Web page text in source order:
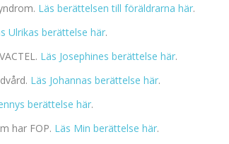
Läs berättelsen till föräldrarna här.
Ulrikas berättelse här.
Läs Josephines berättelse här.
Läs Johannas berättelse här.
berättelse här.
har FOP. Läs Min berättelse här.